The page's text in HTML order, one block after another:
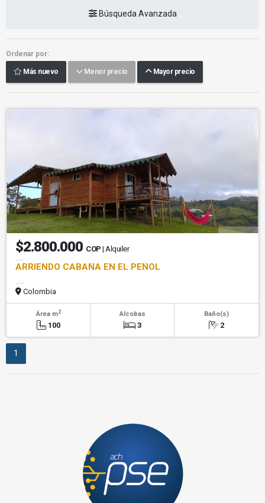
Búsqueda Avanzada
Ordenar por:
Más nuevo Menor precio Mayor precio
$2.800.000 COP | Alquiler
ARRIENDO CABAÑA EN EL PEÑOL
Colombia
Área m2
100
Alcobas
3
Baño(s)
2
1